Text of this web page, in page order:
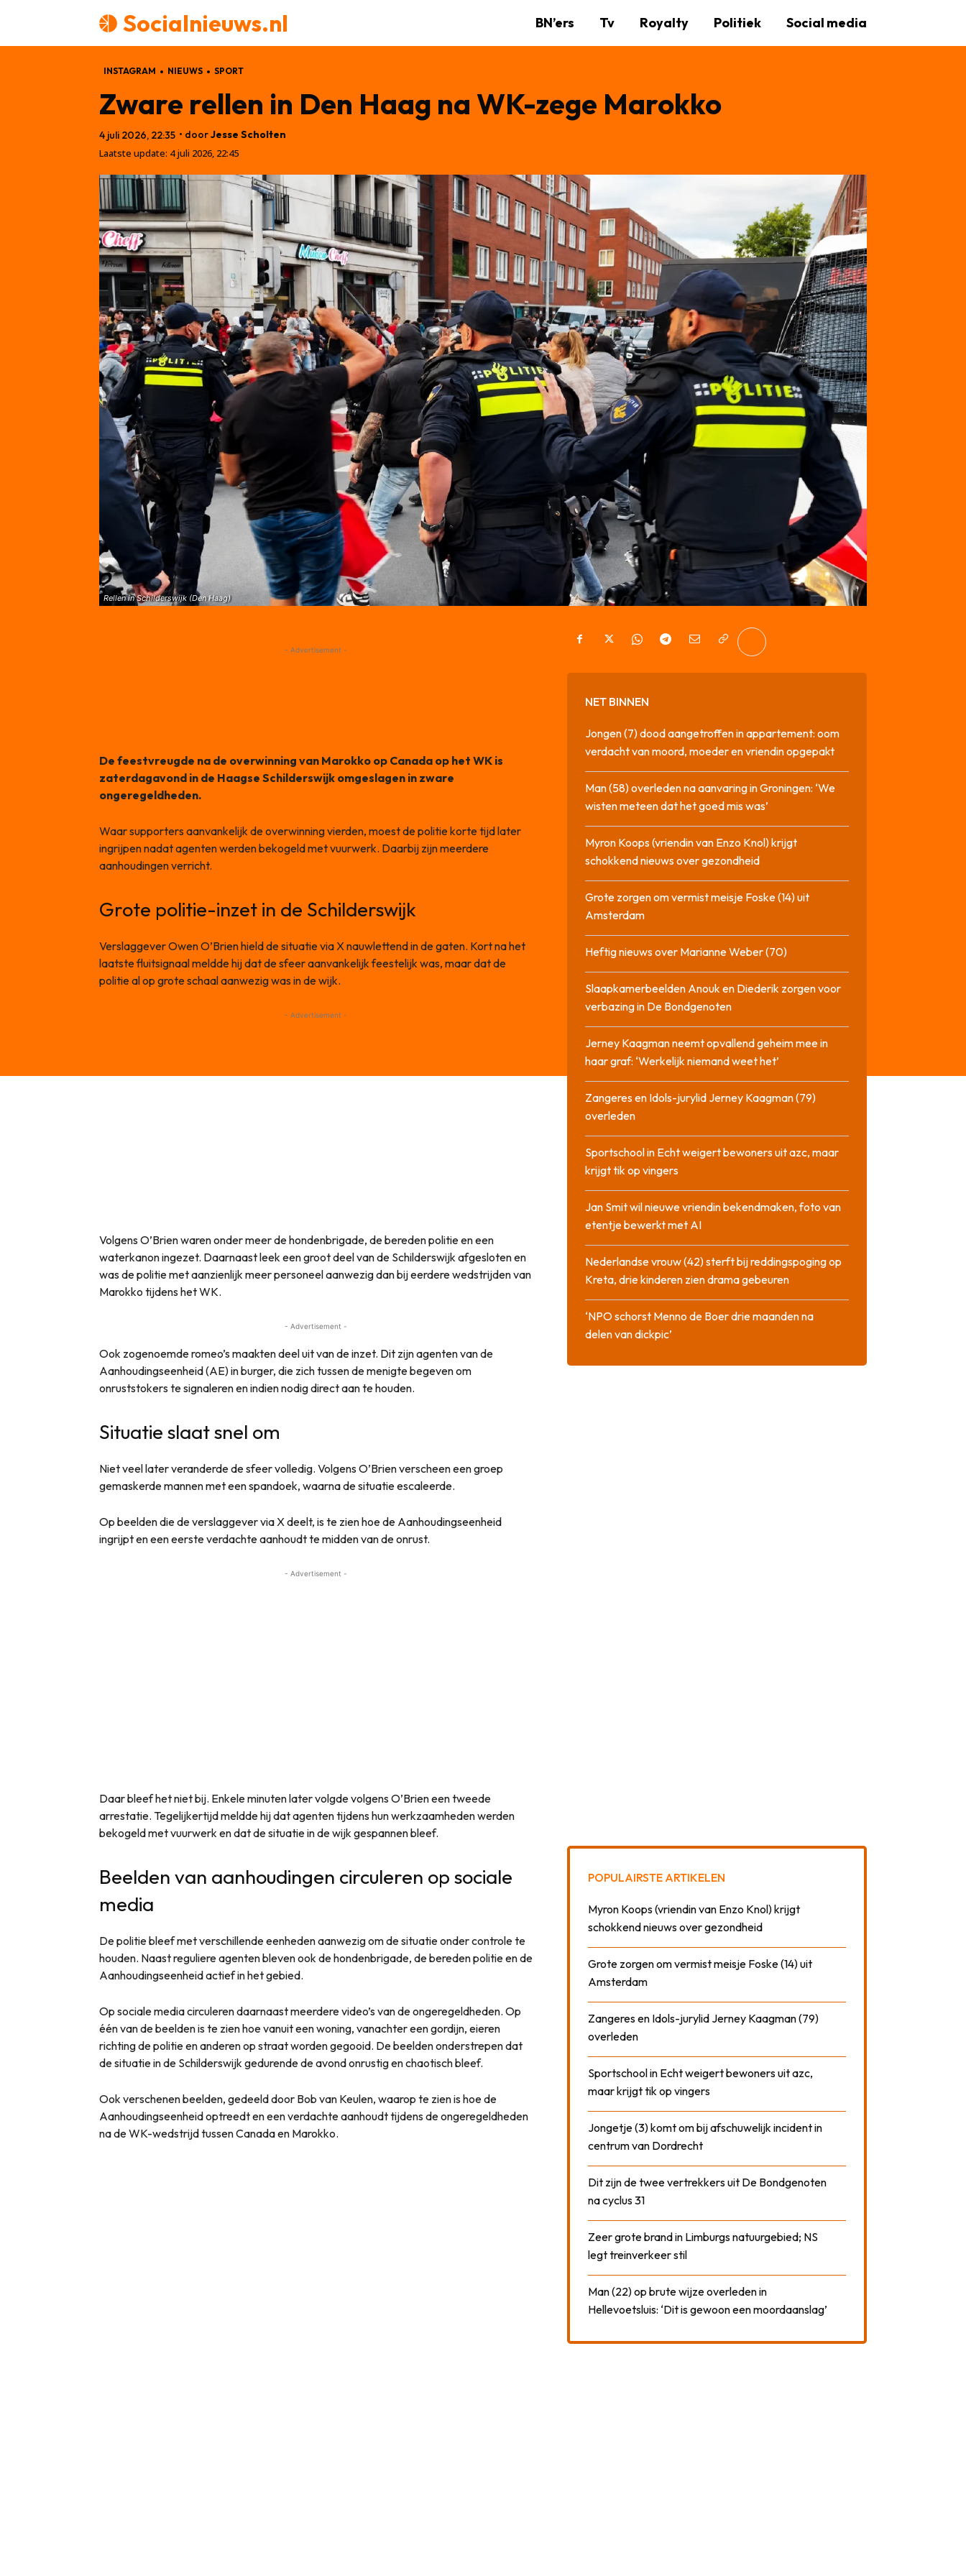
Socialnieuws.nl BN’ers Tv Royalty Politiek Social media
INSTAGRAM NIEUWS SPORT
Zware rellen in Den Haag na WK-zege Marokko
4 juli 2026, 22:35 • doorJesse Scholten
Laatste update: 4 juli 2026, 22:45
Rellen in Schilderswijk (Den Haag)
- Advertisement -
De feestvreugde na de overwinning van Marokko op Canada op het WK is
zaterdagavond in de Haagse Schilderswijk omgeslagen in zware
ongeregeldheden.
Waar supporters aanvankelijk de overwinning vierden, moest de politie korte tijd later
ingrijpen nadat agenten werden bekogeld met vuurwerk. Daarbij zijn meerdere
aanhoudingen verricht.
Grote politie-inzet in de Schilderswijk
Verslaggever Owen O’Brien hield de situatie via X nauwlettend in de gaten. Kort na het
laatste fluitsignaal meldde hij dat de sfeer aanvankelijk feestelijk was, maar dat de
politie al op grote schaal aanwezig was in de wijk.
- Advertisement -
Volgens O’Brien waren onder meer de hondenbrigade, de bereden politie en een
waterkanon ingezet. Daarnaast leek een groot deel van de Schilderswijk afgesloten en
was de politie met aanzienlijk meer personeel aanwezig dan bij eerdere wedstrijden van
Marokko tijdens het WK.
- Advertisement -
Ook zogenoemde romeo’s maakten deel uit van de inzet. Dit zijn agenten van de
Aanhoudingseenheid (AE) in burger, die zich tussen de menigte begeven om
onruststokers te signaleren en indien nodig direct aan te houden.
Situatie slaat snel om
Niet veel later veranderde de sfeer volledig. Volgens O’Brien verscheen een groep
gemaskerde mannen met een spandoek, waarna de situatie escaleerde.
Op beelden die de verslaggever via X deelt, is te zien hoe de Aanhoudingseenheid
ingrijpt en een eerste verdachte aanhoudt te midden van de onrust.
- Advertisement -
Daar bleef het niet bij. Enkele minuten later volgde volgens O’Brien een tweede
arrestatie. Tegelijkertijd meldde hij dat agenten tijdens hun werkzaamheden werden
bekogeld met vuurwerk en dat de situatie in de wijk gespannen bleef.
Beelden van aanhoudingen circuleren op sociale
media
De politie bleef met verschillende eenheden aanwezig om de situatie onder controle te
houden. Naast reguliere agenten bleven ook de hondenbrigade, de bereden politie en de
Aanhoudingseenheid actief in het gebied.
Op sociale media circuleren daarnaast meerdere video’s van de ongeregeldheden. Op
één van de beelden is te zien hoe vanuit een woning, vanachter een gordijn, eieren
richting de politie en anderen op straat worden gegooid. De beelden onderstrepen dat
de situatie in de Schilderswijk gedurende de avond onrustig en chaotisch bleef.
Ook verschenen beelden, gedeeld door Bob van Keulen, waarop te zien is hoe de
Aanhoudingseenheid optreedt en een verdachte aanhoudt tijdens de ongeregeldheden
na de WK-wedstrijd tussen Canada en Marokko.
NET BINNEN
Jongen (7) dood aangetroffen in appartement: oom
verdacht van moord, moeder en vriendin opgepakt
Man (58) overleden na aanvaring in Groningen: ‘We
wisten meteen dat het goed mis was’
Myron Koops (vriendin van Enzo Knol) krijgt
schokkend nieuws over gezondheid
Grote zorgen om vermist meisje Foske (14) uit
Amsterdam
Heftig nieuws over Marianne Weber (70)
Slaapkamerbeelden Anouk en Diederik zorgen voor
verbazing in De Bondgenoten
Jerney Kaagman neemt opvallend geheim mee in
haar graf: ‘Werkelijk niemand weet het’
Zangeres en Idols-jurylid Jerney Kaagman (79)
overleden
Sportschool in Echt weigert bewoners uit azc, maar
krijgt tik op vingers
Jan Smit wil nieuwe vriendin bekendmaken, foto van
etentje bewerkt met AI
Nederlandse vrouw (42) sterft bij reddingspoging op
Kreta, drie kinderen zien drama gebeuren
‘NPO schorst Menno de Boer drie maanden na
delen van dickpic’
POPULAIRSTE ARTIKELEN
Myron Koops (vriendin van Enzo Knol) krijgt
schokkend nieuws over gezondheid
Grote zorgen om vermist meisje Foske (14) uit
Amsterdam
Zangeres en Idols-jurylid Jerney Kaagman (79)
overleden
Sportschool in Echt weigert bewoners uit azc,
maar krijgt tik op vingers
Jongetje (3) komt om bij afschuwelijk incident in
centrum van Dordrecht
Dit zijn de twee vertrekkers uit De Bondgenoten
na cyclus 31
Zeer grote brand in Limburgs natuurgebied; NS
legt treinverkeer stil
Man (22) op brute wijze overleden in
Hellevoetsluis: ‘Dit is gewoon een moordaanslag’